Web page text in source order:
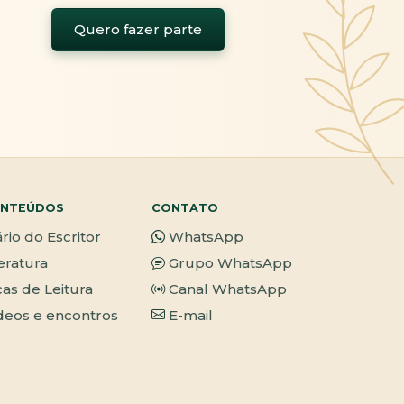
Quero fazer parte
do Escritor
de Leitura
e encontros
CONTATO
WhatsApp
Grupo WhatsApp
Canal WhatsApp
E-mail